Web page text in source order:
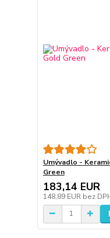
Umývadlo -
Green
183,14 EUR
148,89 EUR bez